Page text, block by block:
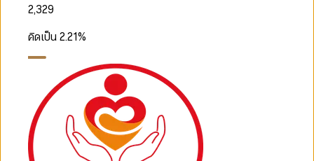
2,329
คิดเป็น2.21%